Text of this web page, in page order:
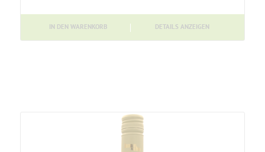
IN DEN WARENKORB DETAILS ANZEIGEN